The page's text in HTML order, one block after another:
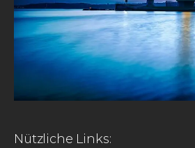
Nützliche Links: